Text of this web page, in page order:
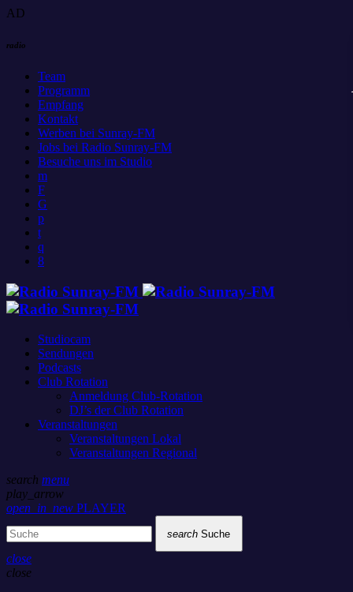
AD
radio
Team
Programm
Empfang
Kontakt
Werben bei Sunray-FM
Jobs bei Radio Sunray-FM
Besuche uns im Studio
Studiocam
Sendungen
Podcasts
Club Rotation
Anmeldung Club-Rotation
DJ’s der Club Rotation
Veranstaltungen
Veranstaltungen Lokal
Veranstaltungen Regional
search menu
play_arrow
open_in_new PLAYER
search Suche
close
close